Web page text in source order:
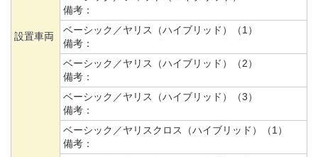
設置車両
備考：
ベーシック／ヤリス（ハイブリッド）（1）
備考：
ベーシック／ヤリス（ハイブリッド）（2）
備考：
ベーシック／ヤリス（ハイブリッド）（3）
備考：
ベーシック／ヤリスクロス（ハイブリッド）（1）
備考：